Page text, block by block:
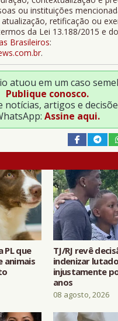
ou instituições
retificação ou
da Lei 13.188/2015 e do
Brasileiros:
.
atuou em um caso
Publique conosco.
notícias, artigos e
Assine aqui.
PL que
animais
TJ/RJ revê
indenizar
injustamente
anos
08 agosto, 2026